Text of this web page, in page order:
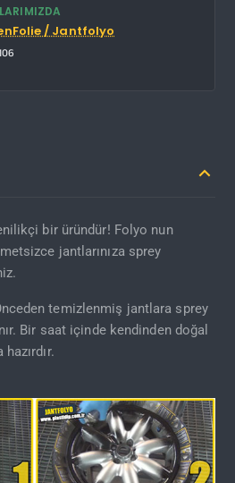
/ Jantfolyo
bir üründür! Folyo nun
jantlarınıza sprey
temizlenmiş jantlara sprey
Bir saat içinde kendinden doğal